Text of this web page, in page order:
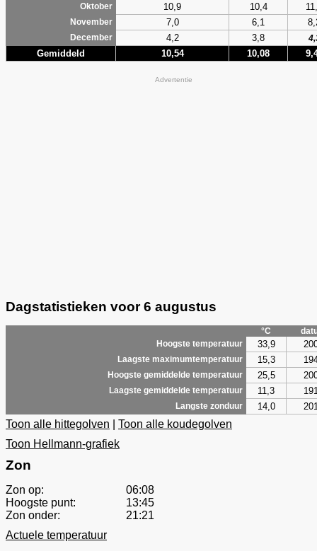
Oktober 10,9 10,4
November 7,0 6,1
December 4,2 3,8
Gemiddeld 10,54 10,08
Advertentie
Dagstatistieken voor 6 augustus
°C
Hoogste temperatuur
33,9
Laagste maximumtemperatuur 15,3
Hoogste gemiddelde temperatuur 25,5
Laagste gemiddelde temperatuur 11,3
Langste zonduur 14,0
Toon alle hittegolven
Toon alle koudegolven
Toon Hellmann-grafiek
Zon
Zon op:
06:08
Hoogste punt:
13:45
Zon onder:
21:21
Actuele temperatuur